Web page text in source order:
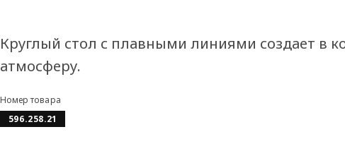
Круглый стол с плавными линиями создает в
атмосферу.
Номер товара
596.258.21